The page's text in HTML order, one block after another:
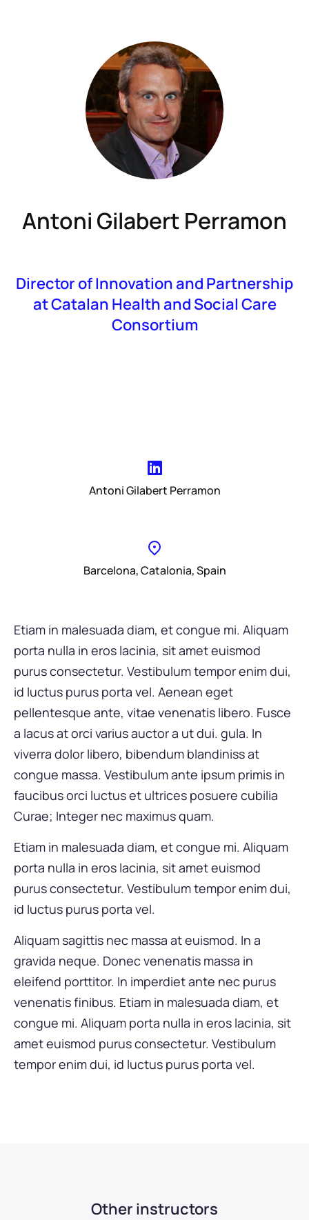
Antoni Gilabert Perramon
Director of Innovation and Partnership
at Catalan Health and Social Care
Consortium
Etiam in malesuada diam, et congue mi. Aliquam
porta nulla in eros lacinia, sit amet euismod
purus consectetur. Vestibulum tempor enim dui,
id luctus purus porta vel. Aenean eget
pellentesque ante, vitae venenatis libero. Fusce
a lacus at orci varius auctor a ut dui. gula. In
viverra dolor libero, bibendum blandiniss at
congue massa. Vestibulum ante ipsum primis in
faucibus orci luctus et ultrices posuere cubilia
Curae; Integer nec maximus quam.
Etiam in malesuada diam, et congue mi. Aliquam
porta nulla in eros lacinia, sit amet euismod
purus consectetur. Vestibulum tempor enim dui,
id luctus purus porta vel.
Aliquam sagittis nec massa at euismod. In a
gravida neque. Donec venenatis massa in
eleifend porttitor. In imperdiet ante nec purus
venenatis finibus. Etiam in malesuada diam, et
congue mi. Aliquam porta nulla in eros lacinia, sit
amet euismod purus consectetur. Vestibulum
tempor enim dui, id luctus purus porta vel.
Antoni Gilabert Perramon
Barcelona, Catalonia, Spain
Other instructors